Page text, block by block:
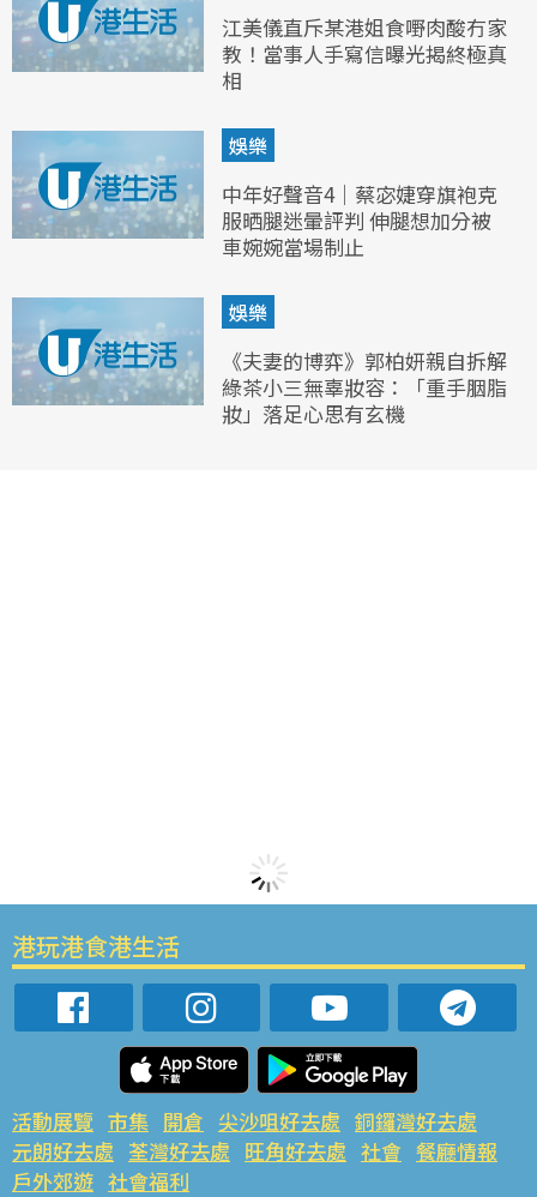
江美儀直斥某港姐食嘢肉酸冇家
教！當事人手寫信曝光揭終極真
相
娛樂
中年好聲音4｜蔡宓婕穿旗袍克
服晒腿迷暈評判 伸腿想加分被
車婉婉當場制止
娛樂
《夫妻的博弈》郭柏妍親自拆解
綠茶小三無辜妝容：「重手胭脂
妝」落足心思有玄機
港玩港食港生活
活動展覽 市集 開倉 尖沙咀好去處 銅鑼灣好去處
元朗好去處 荃灣好去處 旺角好去處 社會 餐廳情報
戶外郊遊 社會福利